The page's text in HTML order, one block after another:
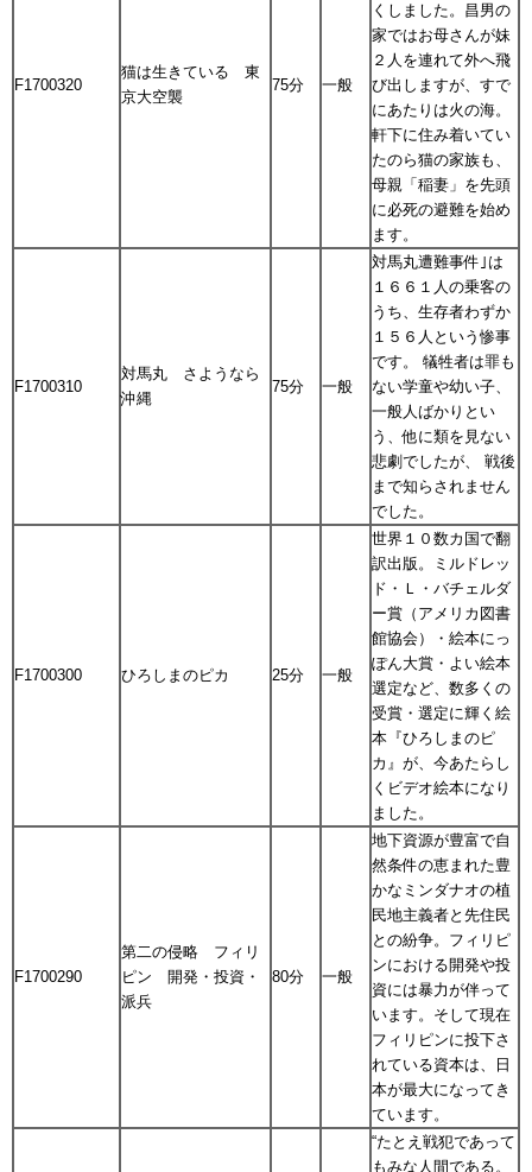
F1700320
猫は生きている 東
京大空襲
75分 一般
くしました。昌男の
家ではお母さんが妹
２人を連れて外へ飛
び出しますが、すで
にあたりは火の海。
軒下に住み着いてい
たのら猫の家族も、
母親「稲妻」を先頭
に必死の避難を始め
ます。
F1700310
対馬丸 さようなら
沖縄
75分 一般
対馬丸遭難事件｣は
１６６１人の乗客の
うち、生存者わずか
１５６人という惨事
です。 犠牲者は罪も
ない学童や幼い子、
一般人ばかりとい
う、他に類を見ない
悲劇でしたが、 戦後
まで知らされません
でした。
F1700300 ひろしまのピカ 25分 一般
世界１０数カ国で翻
訳出版。ミルドレッ
ド・Ｌ・バチェルダ
ー賞（アメリカ図書
館協会）・絵本にっ
ぽん大賞・よい絵本
選定など、数多くの
受賞・選定に輝く絵
本『ひろしまのピ
カ』が、今あたらし
くビデオ絵本になり
ました。
F1700290
第二の侵略 フィリ
ピン 開発・投資・
派兵
80分 一般
地下資源が豊富で自
然条件の恵まれた豊
かなミンダナオの植
民地主義者と先住民
との紛争。フィリピ
ンにおける開発や投
資には暴力が伴って
います。そして現在
フィリピンに投下さ
れている資本は、日
本が最大になってき
ています。
“たとえ戦犯であって
もみな人間である。